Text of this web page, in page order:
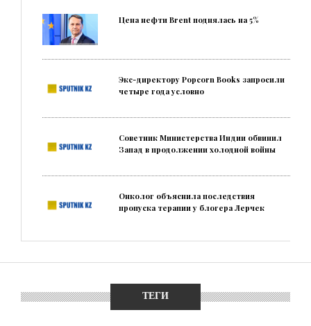
Цена нефти Brent поднялась на 5%
Экс-директору Popcorn Books запросили
четыре года условно
Советник Министерства Индии обвинил
Запад в продолжении холодной войны
Онколог объяснила последствия
пропуска терапии у блогера Лерчек
ТЕГИ